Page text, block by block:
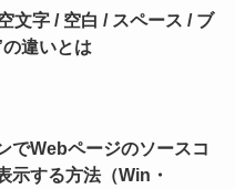
文字 / 空白 / スペース / ブ
違いとは
でWebページのソースコ
示する方法（Win・